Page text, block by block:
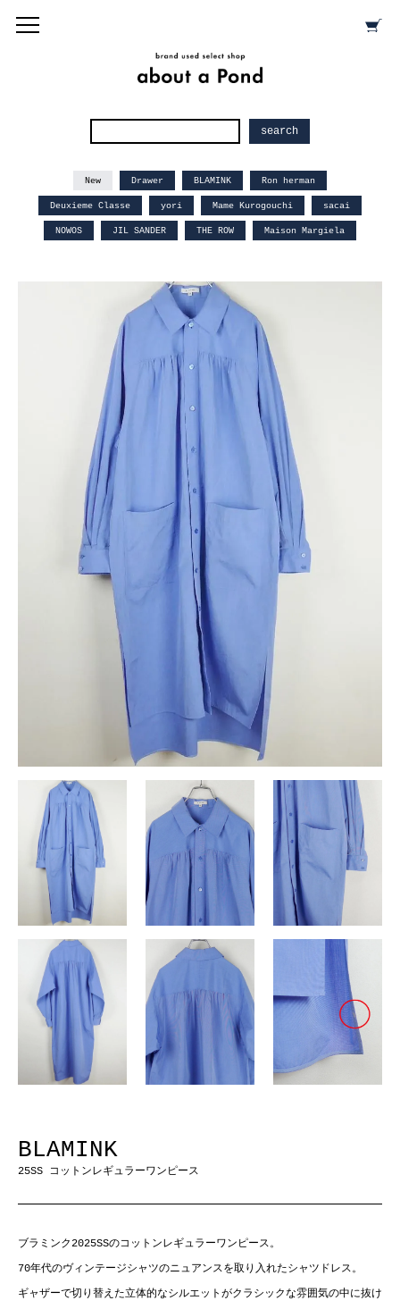
New Drawer BLAMINK Ron herman
Deuxieme Classe yori Mame Kurogouchi sacai
NOWOS JIL SANDER THE ROW Maison Margiela
BLAMINK
25SS コットンレギュラーワンピース
ブラミンク2025SSのコットンレギュラーワンピース。
70年代のヴィンテージシャツのニュアンスを取り入れたシャツドレス。
ギャザーで切り替えた立体的なシルエットがクラシックな雰囲気の中に抜け